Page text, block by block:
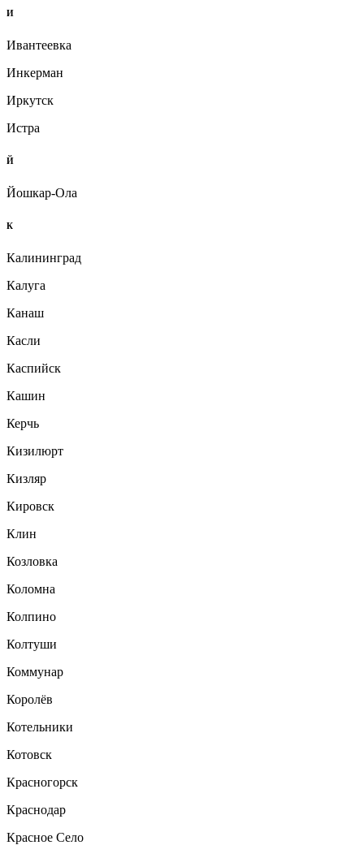
И
Ивантеевка
Инкерман
Иркутск
Истра
Й
Йошкар-Ола
К
Калининград
Калуга
Канаш
Касли
Каспийск
Кашин
Керчь
Кизилюрт
Кизляр
Кировск
Клин
Козловка
Коломна
Колпино
Колтуши
Коммунар
Королёв
Котельники
Котовск
Красногорск
Краснодар
Красное Село